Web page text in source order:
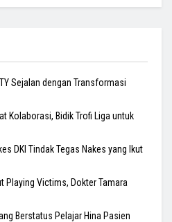
Sejalan dengan Transformasi
Kolaborasi, Bidik Trofi Liga untuk
DKI Tindak Tegas Nakes yang Ikut
Playing Victims, Dokter Tamara
Berstatus Pelajar Hina Pasien